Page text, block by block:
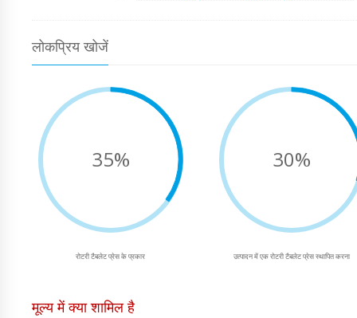
लोकप्रिय खोजें
35%
रोटरी टैबलेट प्रेस के प्रकार
30%
उत्पादन में एक रोटरी टैबलेट प्रेस स्थापित करना
मूल्य में क्या शामिल है